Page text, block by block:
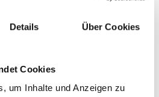
Details Über Cookies
Cookies
um Inhalte und Anzeigen zu